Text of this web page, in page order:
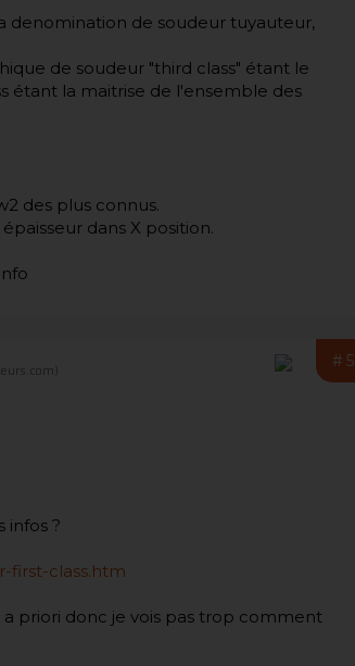
denomination de soudeur tuyauteur,
de soudeur "third class" étant le
étant la maitrise de l'ensemble des
des plus connus.
dans X position.
#5
infos ?
first-class.htm
priori donc je vois pas trop comment